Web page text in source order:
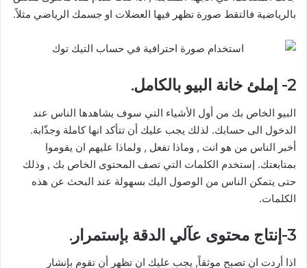
بالرياضية فالتقط صورة تظهر فيها العضلات او جسمك الرياضي مثلاً.
2- إملئ خانة البيو بالكامل.
البيو الخاص بك من أول الأشياء التي سوف يشاهدها الناس عند
الدخول الى حسابك. لذلك يجب عليك أن تتأكد انها كاملة وجذّابة.
أخبر الناس من هو انت , وماذا تفعل , ولماذا عليهم ان يقوموا
بمتابعتك. إستخدم الكلمات التي تصف المحتوى الخاص بك , وذلك
حتى يتمكن الناس من الوصول اليك بسهولة عند البحث عن هذه
الكلمات.
3-إنتاج محتوى عآلي الدقة بإستمرار.
اذا أردت ان تصبح موثقاً, يجب عليك ان تظهر أن تقوم بإنشار